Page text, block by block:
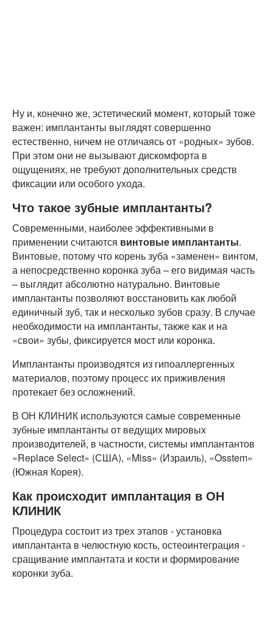
Ну и, конечно же, эстетический момент, который тоже
важен: имплантанты выглядят совершенно
естественно, ничем не отличаясь от «родных» зубов.
При этом они не вызывают дискомфорта в
ощущениях, не требуют дополнительных средств
фиксации или особого ухода.
Что такое зубные имплантанты?
Современными, наиболее эффективными в
применении считаются винтовые имплантанты.
Винтовые, потому что корень зуба «заменен» винтом,
а непосредственно коронка зуба – его видимая часть
– выглядит абсолютно натурально. Винтовые
имплантанты позволяют восстановить как любой
единичный зуб, так и несколько зубов сразу. В случае
необходимости на имплантанты, также как и на
«свои» зубы, фиксируется мост или коронка.
Имплантанты производятся из гипоаллергенных
материалов, поэтому процесс их приживления
протекает без осложнений.
В ОН КЛИНИК используются самые современные
зубные имплантанты от ведущих мировых
производителей, в частности, системы имплантантов
«Replace Select» (США), «Miss» (Израиль), «Osstem»
(Южная Корея).
Как происходит имплантация в ОН
КЛИНИК
Процедура состоит из трех этапов - установка
имплантанта в челюстную кость, остеоинтеграция -
сращивание имплантата и кости и формирование
коронки зуба.